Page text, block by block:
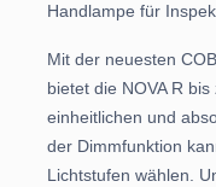
Handlampe für
Mit der neuesten
bietet die NOVA R
einheitlichen und
der Dimmfunktion
Lichtstufen wählen.